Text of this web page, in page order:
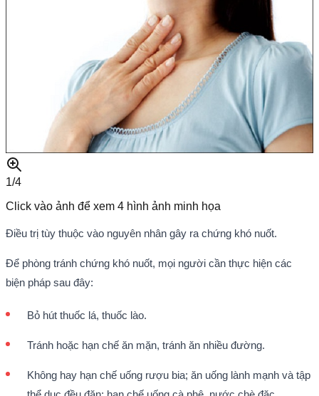
1/4
Click vào ảnh để xem 4 hình ảnh minh họa
Điều trị tùy thuộc vào nguyên nhân gây ra chứng khó nuốt.
Ðể phòng tránh chứng khó nuốt, mọi người cần thực hiện các
biện pháp sau đây:
Bỏ hút thuốc lá, thuốc lào.
Tránh hoặc hạn chế ăn mặn, tránh ăn nhiều đường.
Không hay hạn chế uống rượu bia; ăn uống lành mạnh và tập